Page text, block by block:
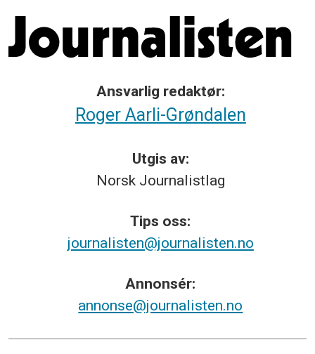
Ansvarlig redaktør:
Roger Aarli-Grøndalen
Utgis av:
Norsk Journalistlag
Tips oss:
journalisten@journalisten.no
Annonsér:
annonse@journalisten.no